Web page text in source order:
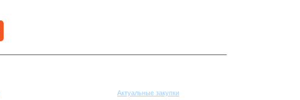
Актуальные закупки